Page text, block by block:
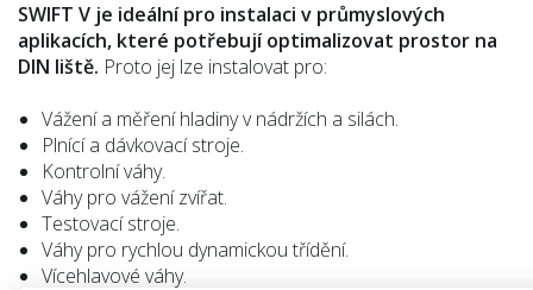
SWIFT V je ideální pro instalaci v průmyslových
aplikacích, které potřebují optimalizovat prostor na
DIN liště. Proto jej lze instalovat pro:
Vážení a měření hladiny v nádržích a silách.
Plnící a dávkovací stroje.
Kontrolní váhy.
Váhy pro vážení zvířat.
Testovací stroje.
Váhy pro rychlou dynamickou třídění.
Vícehlavové váhy.